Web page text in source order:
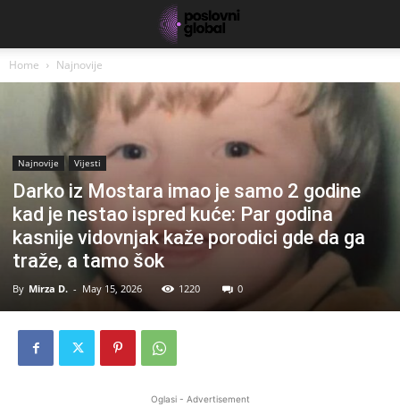
Home Najnovije
Najnovije Vijesti
Darko iz Mostara imao je samo 2 godine
kad je nestao ispred kuće: Par godina
kasnije vidovnjak kaže porodici gde da ga
traže, a tamo šok
By Mirza D. - May 15, 2026 1220 0
Oglasi - Advertisement